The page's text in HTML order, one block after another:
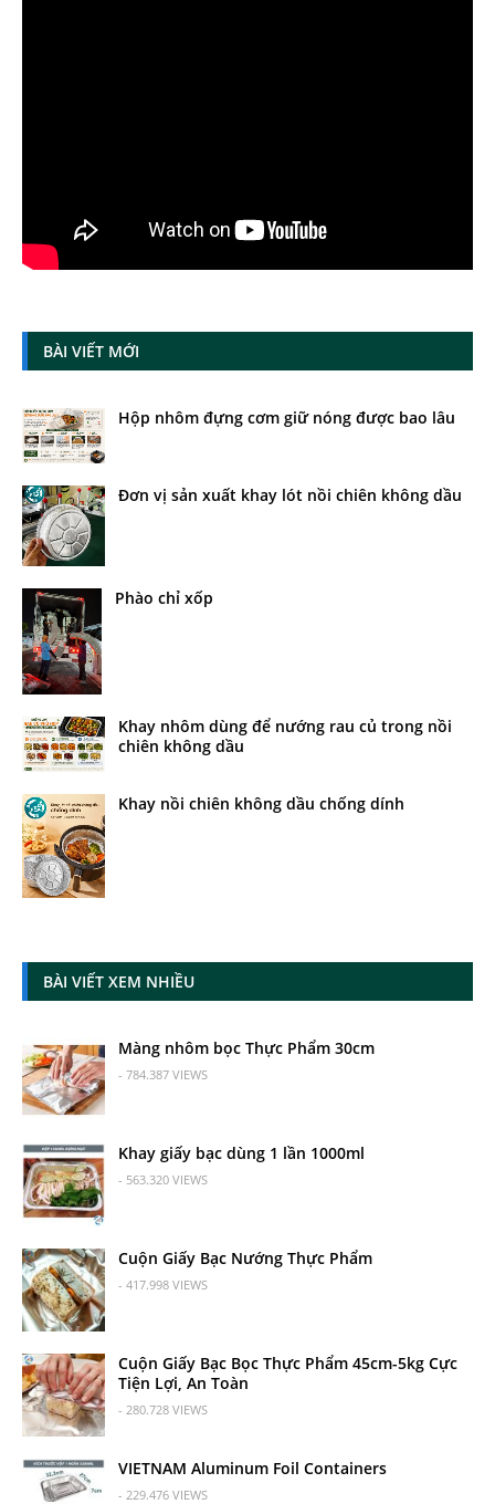
BÀI VIẾT MỚI
Hộp nhôm đựng cơm giữ nóng được bao lâu
Đơn vị sản xuất khay lót nồi chiên không dầu
Phào chỉ xốp
Khay nhôm dùng để nướng rau củ trong nồi
chiên không dầu
Khay nồi chiên không dầu chống dính
BÀI VIẾT XEM NHIỀU
Màng nhôm bọc Thực Phẩm 30cm
- 784.387 VIEWS
Khay giấy bạc dùng 1 lần 1000ml
- 563.320 VIEWS
Cuộn Giấy Bạc Nướng Thực Phẩm
- 417.998 VIEWS
Cuộn Giấy Bạc Bọc Thực Phẩm 45cm-5kg Cực
Tiện Lợi, An Toàn
- 280.728 VIEWS
VIETNAM Aluminum Foil Containers
- 229.476 VIEWS